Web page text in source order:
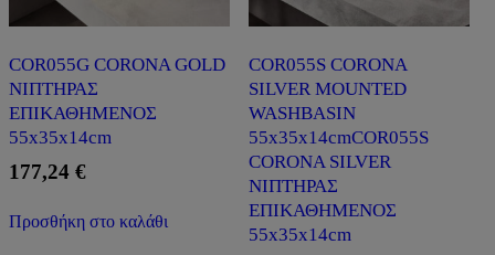
COR055G CORONA GOLD
ΝΙΠΤΗΡΑΣ
ΕΠΙΚΑΘΗΜΕΝΟΣ
55x35x14cm
177,24 €
Προσθήκη στο καλάθι
COR055S CORONA
SILVER MOUNTED
WASHBASIN
55x35x14cmCOR055S
CORONA SILVER
ΝΙΠΤΗΡΑΣ
ΕΠΙΚΑΘΗΜΕΝΟΣ
55x35x14cm